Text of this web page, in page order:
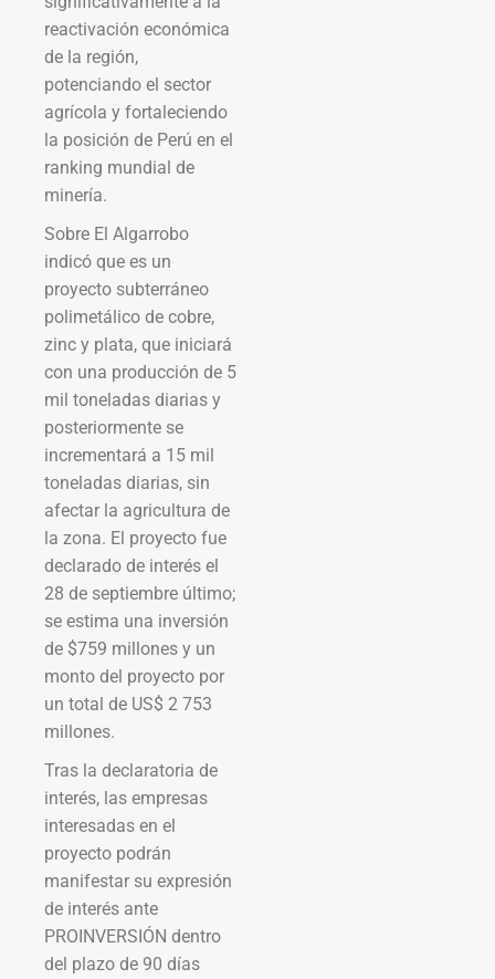
reactivación económica
de la región,
potenciando el sector
agrícola y fortaleciendo
la posición de Perú en el
ranking mundial de
minería.
Sobre El Algarrobo
indicó que es un
proyecto subterráneo
polimetálico de cobre,
zinc y plata, que iniciará
con una producción de 5
mil toneladas diarias y
posteriormente se
incrementará a 15 mil
toneladas diarias, sin
afectar la agricultura de
la zona. El proyecto fue
declarado de interés el
28 de septiembre último;
se estima una inversión
de $759 millones y un
monto del proyecto por
un total de US$ 2 753
millones.
Tras la declaratoria de
interés, las empresas
interesadas en el
proyecto podrán
manifestar su expresión
de interés ante
PROINVERSIÓN dentro
del plazo de 90 días